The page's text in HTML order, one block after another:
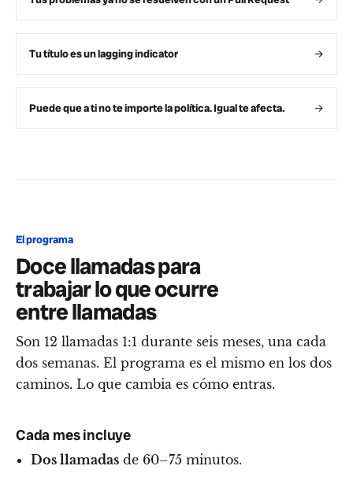
Tu título es un lagging indicator →
Puede que a ti no te importe la política. Igual te afecta. →
El programa
Doce llamadas para
trabajar lo que ocurre
entre llamadas
Son 12 llamadas 1:1 durante seis meses, una cada
dos semanas. El programa es el mismo en los dos
caminos. Lo que cambia es cómo entras.
Cada mes incluye
Dos llamadas de 60–75 minutos.